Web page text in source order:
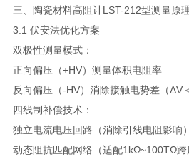
三、陶瓷材料高阻计LST-212型测量原
3.1 伏安法优化方案
双极性测量模式：
正向偏压（+HV）测量体积电阻率
反向偏压（-HV）消除接触电势差（ΔV
四线制补偿技术：
独立电流电压回路（消除引线电阻影响）
动态阻抗匹配网络（适配1kΩ~100TΩ跨